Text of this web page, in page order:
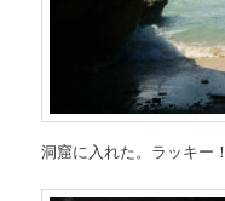
洞窟に入れた。ラッキー！